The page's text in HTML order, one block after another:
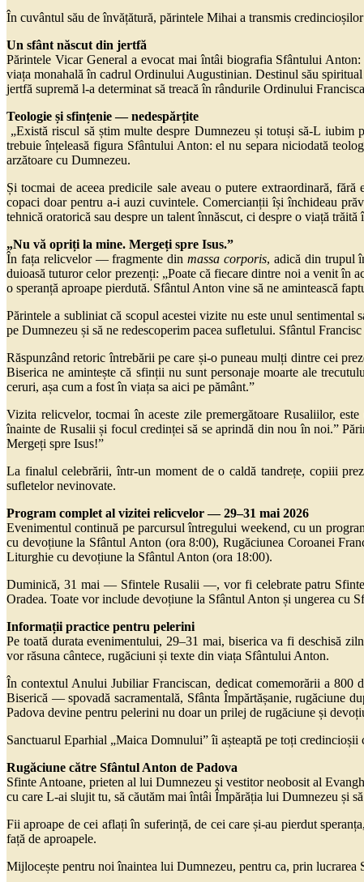
În cuvântul său de învățătură, părintele Mihai a transmis
Un sfânt născut din jertfă
Părintele Vicar General a evocat mai întâi biografia Sfântului
viața monahală în cadrul Ordinului Augustinian. Destinul său
jertfă supremă l-a determinat să treacă în rândurile Ordinului
Teologie și sfințenie — nedespărțite
„Există riscul să știm multe despre Dumnezeu și totuși să-L
trebuie înțeleasă figura Sfântului Anton: el nu separa niciodată
arzătoare cu Dumnezeu.
Și tocmai de aceea predicile sale aveau o putere extraordinară,
copaci doar pentru a-i auzi cuvintele. Comercianții își închideau
tehnică oratorică sau despre un talent înnăscut, ci despre o viață
„Nu vă opriți la mine. Mergeți spre Isus.”
În fața relicvelor — fragmente dinmassa corporis, adică din trupul
duioasă tuturor celor prezenți: „Poate că fiecare dintre noi a venit în
o speranță aproape pierdută. Sfântul Anton vine să ne amintească
Părintele a subliniat că scopul acestei vizite nu este unul
pe Dumnezeu și să ne redescoperim pacea sufletului. Sfântul
Răspunzând retoric întrebării pe care și-o puneau mulți dintre cei
Biserica ne amintește că sfinții nu sunt personaje moarte ale
ceruri, așa cum a fost în viața sa aici pe pământ.”
Vizita relicvelor, tocmai în aceste zile premergătoare Rusaliilor,
înainte de Rusalii și focul credinței să se aprindă din nou în noi.”
Mergeți spre Isus!”
La finalul celebrării, într-un moment de o caldă tandrețe, copiii
sufletelor nevinovate.
Program complet al vizitei relicvelor — 29–31 mai 2026
Evenimentul continuă pe parcursul întregului weekend, cu un
cu devoțiune la Sfântul Anton (ora 8:00), Rugăciunea Coroanei
Liturghie cu devoțiune la Sfântul Anton (ora 18:00).
Duminică, 31 mai — Sfintele Rusalii —, vor fi celebrate patru
Oradea. Toate vor include devoțiune la Sfântul Anton și ungerea cu
Informații practice pentru pelerini
Pe toată durata evenimentului, 29–31 mai, biserica va fi deschisă
vor răsuna cântece, rugăciuni și texte din viața Sfântului Anton.
În contextul Anului Jubiliar Franciscan, dedicat comemorării a 800
Biserică — spovadă sacramentală, Sfânta Împărtășanie, rugăciune
Padova devine pentru pelerini nu doar un prilej de rugăciune și
Sanctuarul Eparhial „Maica Domnului” îi așteaptă pe toți credincioșii
Rugăciune către Sfântul Anton de Padova
Sfinte Antoane, prieten al lui Dumnezeu și vestitor neobosit al
cu care L-ai slujit tu, să căutăm mai întâi Împărăția lui Dumnezeu și
Fii aproape de cei aflați în suferință, de cei care și-au pierdut
față de aproapele.
Mijlocește pentru noi înaintea lui Dumnezeu, pentru ca, prin lucrarea